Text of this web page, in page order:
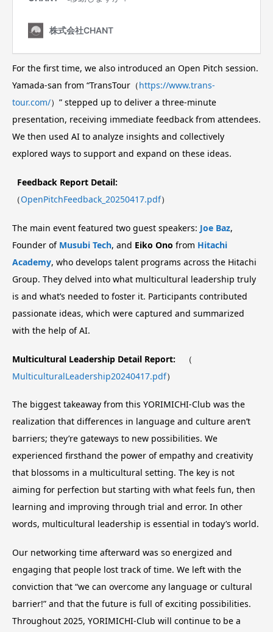
For the first time, we also introduced an Open Pitch session.
Yamada-san from “TransTour（https://www.trans-
tour.com/）” stepped up to deliver a three-minute
presentation, receiving immediate feedback from attendees.
We then used AI to analyze insights and collectively
explored ways to support and expand on these ideas.
Feedback Report Detail:
（OpenPitchFeedback_20250417.pdf）
The main event featured two guest speakers: Joe Baz,
Founder of Musubi Tech, and Eiko Ono from Hitachi
Academy, who develops talent programs across the Hitachi
Group. They delved into what multicultural leadership truly
is and what’s needed to foster it. Participants contributed
passionate ideas, which were captured and summarized
with the help of AI.
Multicultural Leadership Detail Report: （
MulticulturalLeadership20240417.pdf）
The biggest takeaway from this YORIMICHI-Club was the
realization that differences in language and culture aren’t
barriers; they’re gateways to new possibilities. We
experienced firsthand the power of empathy and creativity
that blossoms in a multicultural setting. The key is not
aiming for perfection but starting with what feels fun, then
learning and improving through trial and error. In other
words, multicultural leadership is essential in today’s world.
Our networking time afterward was so energized and
engaging that people lost track of time. We left with the
conviction that “we can overcome any language or cultural
barrier!” and that the future is full of exciting possibilities.
Throughout 2025, YORIMICHI-Club will continue to be a